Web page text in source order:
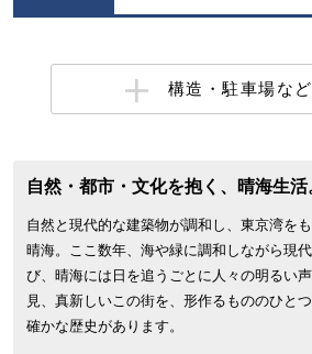
構造・駐車場な
自然・都市・文化を抱く、晴海生活
自然と現代的な建築物が調和し、東京湾を
晴海。ここ数年、海や緑に調和しながら現
び、晴海には日を追うごとに人々の明るい
見、真新しいこの街を、形作るもののひと
確かな歴史があります。